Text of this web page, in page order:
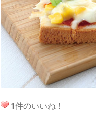
1件のいいね！